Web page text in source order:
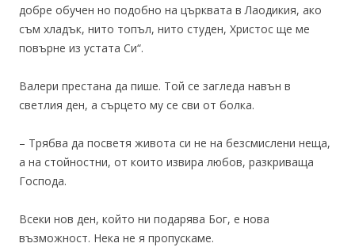
добре обучен но подобно на църквата в Лаодикия, ако
съм хладък, нито топъл, нито студен, Христос ще ме
повърне из устата Си“.
Валери престана да пише. Той се загледа навън в
светлия ден, а сърцето му се сви от болка.
– Трябва да посветя живота си не на безсмислени неща,
а на стойностни, от които извира любов, разкриваща
Господа.
Всеки нов ден, който ни подарява Бог, е нова
възможност. Нека не я пропускаме.